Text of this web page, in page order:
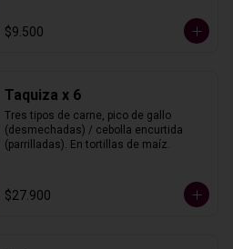
$9.500
Taquiza x 6
Tres tipos de carne, pico de gallo
(desmechadas) / cebolla encurtida
(parrilladas). En tortillas de maíz.
$27.900